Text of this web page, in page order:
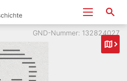
GND-Nummer: 132824027